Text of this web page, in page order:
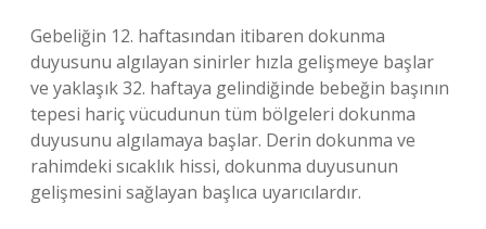
Gebeliğin 12. haftasından itibaren dokunma
duyusunu algılayan sinirler hızla gelişmeye başlar
ve yaklaşık 32. haftaya gelindiğinde bebeğin başının
tepesi hariç vücudunun tüm bölgeleri dokunma
duyusunu algılamaya başlar. Derin dokunma ve
rahimdeki sıcaklık hissi, dokunma duyusunun
gelişmesini sağlayan başlıca uyarıcılardır.